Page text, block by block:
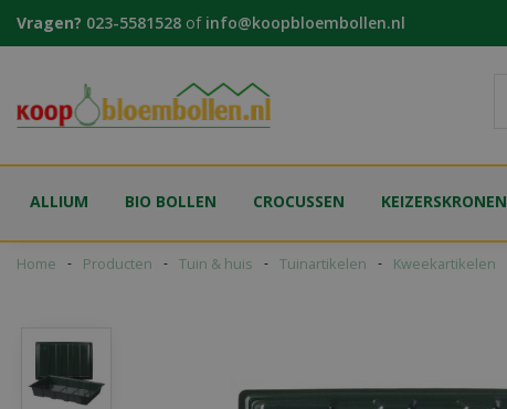
naar
Home Producten Tuin & huis Tuinartikelen Kweekartikelen
Vragen? 023-5581528 of info@koopbloembollen.nl
ALLIUM BIO BOLLEN CROCUSSEN KEIZERSKRONEN